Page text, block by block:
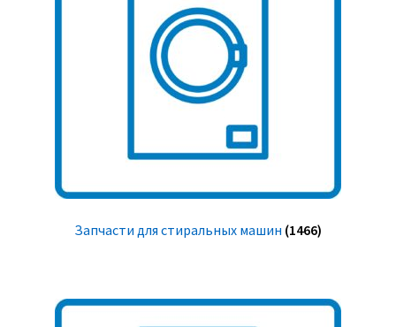
Запчасти для стиральных машин (1466)